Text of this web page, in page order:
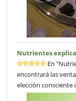
Nutrientes
En
encontrará las
elección consciente